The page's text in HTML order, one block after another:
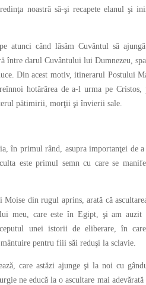
noastră să-şi recapete elanul şi
atunci când lăsăm Cuvântul să
între darul Cuvântului lui Dumnezeu,
Din acest motiv, itinerarul Postului
hotărârea de a-l urma pe Cristos,
pătimirii, morţii şi învierii sale.
în primul rând, asupra importanţei de
este primul semn cu care se
Moise din rugul aprins, arată că
meu, care este în Egipt, şi am auzit
unei istorii de eliberare, în
pentru fiii săi reduşi la sclavie.
care astăzi ajunge şi la noi cu
ne educă la o ascultare mai